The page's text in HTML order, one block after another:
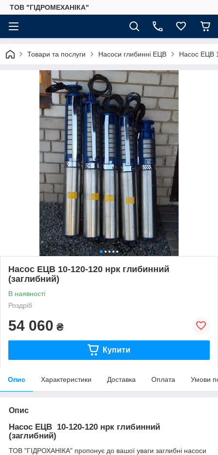
ТОВ "ГІДРОМЕХАНІКА"
Товари та послуги Насоси глибинні ЕЦВ Насос ЕЦВ
Насос ЕЦВ 10-120-120 нрк глибинний
(заглибний)
В наявності
Роздріб
54 060 ₴
Купити
Опис Характеристики Доставка Оплата Умови
Опис
Насос ЕЦВ 10-120-120 нрк глибинний
(заглибний)
ТОВ "ГІДРОХАНІКА" пропонує до вашої уваги заглибні насоси